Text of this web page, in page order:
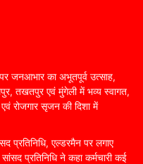
जनआभार का अभूतपूर्व उत्साह,
तखतपुर एवं मुंगेली में भव्य स्वागत,
रोजगार सृजन की दिशा में
प्रतिनिधि, एल्डरमैन पर लगाए
प्रतिनिधि ने कहा कर्मचारी कई